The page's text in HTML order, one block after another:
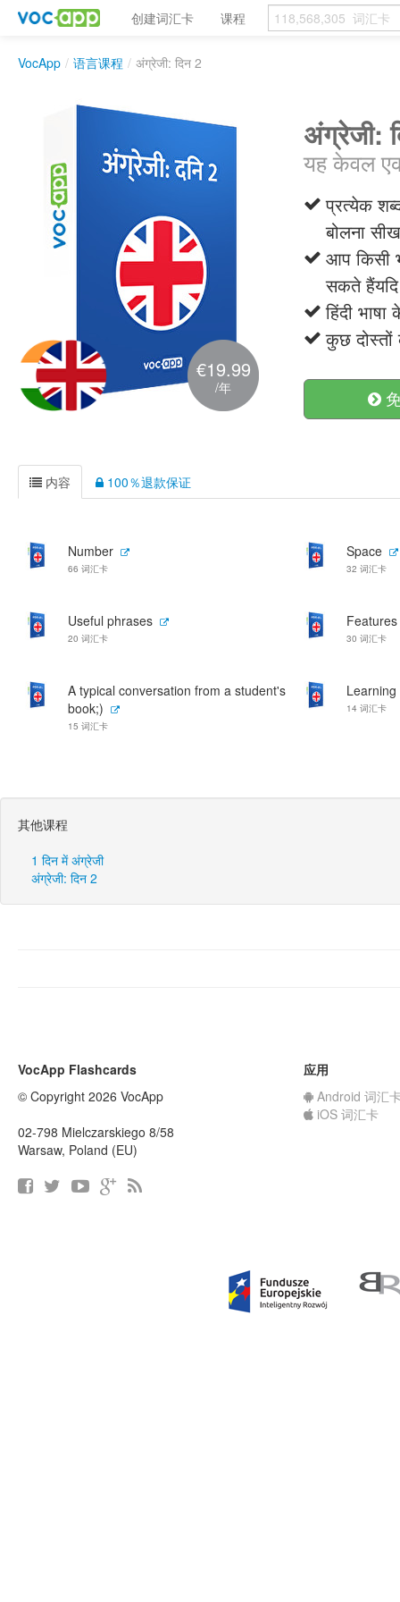
创建词汇卡 课程
VocApp / 语言课程 / अंग्रेजी: दिन 2
€19.99
/年
अंग्रेजी:
यह केवल
प्रत्येक
बोलना
आप किसी
सकते
हिंदी
कुछ
内容 100％退款保证
Number
66 词汇卡
Space
32 词汇卡
Useful phrases
20 词汇卡
Features
30 词汇卡
A typical conversation from a student's
book;)
15 词汇卡
14 词汇卡
其他课程
1 दिन में अंग्रेजी
अंग्रेजी: दिन 2
VocApp Flashcards
© Copyright 2026 VocApp
02-798 Mielczarskiego 8/58
Warsaw, Poland (EU)
应用
Android 词汇
iOS 词汇卡